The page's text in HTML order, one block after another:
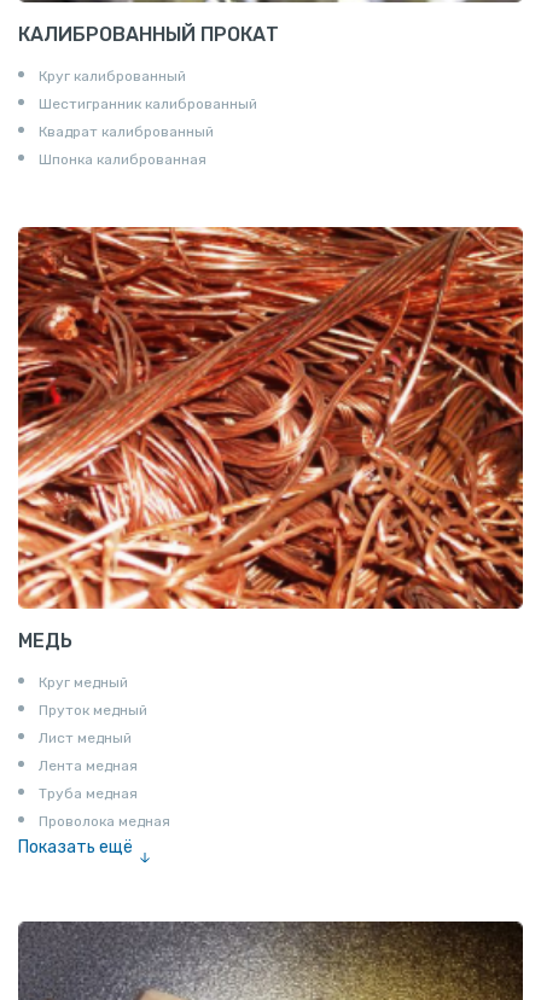
КАЛИБРОВАННЫЙ ПРОКАТ
Круг калиброванный
Шестигранник калиброванный
Квадрат калиброванный
Шпонка калиброванная
МЕДЬ
Круг медный
Пруток медный
Лист медный
Лента медная
Труба медная
Проволока медная
Показать ещё